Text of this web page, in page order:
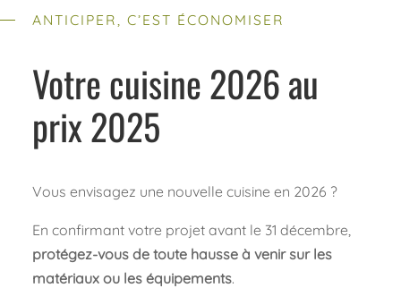
ANTICIPER, C’EST ÉCONOMISER
Votre cuisine 2026 au
prix 2025
Vous envisagez une nouvelle cuisine en 2026 ?
En confirmant votre projet avant le 31 décembre,
protégez-vous de toute hausse à venir sur les
matériaux ou les équipements.